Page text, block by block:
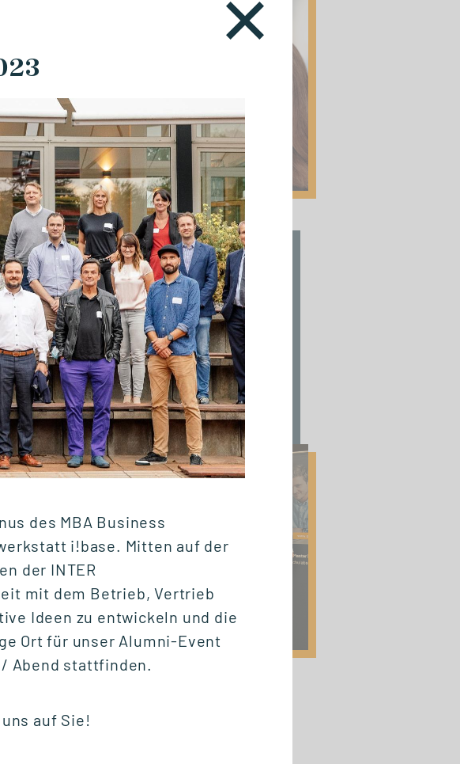
01.07.2026
Wettbewerbsvorteil
Lernen: Gemeinsam
den Mittelstand
stärken
des MBA Business
i!base. Mitten auf der
der INTER
mit dem Betrieb, Vertrieb
Ideen zu entwickeln und die
Ort für unser Alumni-Event
Abend stattfinden.
auf Sie!